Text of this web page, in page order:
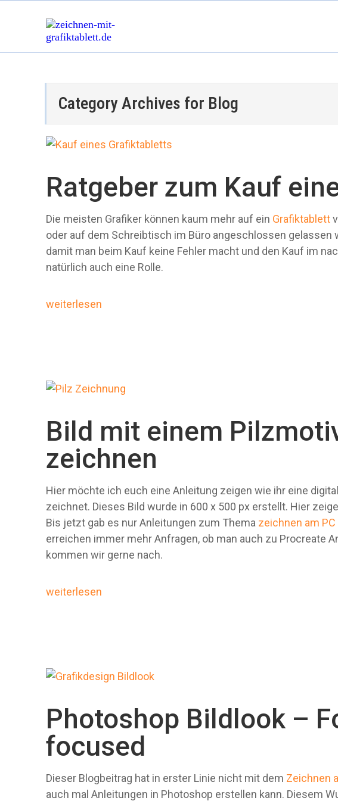
Category Archives for Blog
Ratgeber zum Kauf
Die meisten Grafiker können kaum mehr auf ein Grafiktablett
oder auf dem Schreibtisch im Büro angeschlossen gelassen
damit man beim Kauf keine Fehler macht und den Kauf im
natürlich auch eine Rolle.
weiterlesen
Bild mit einem
zeichnen
Hier möchte ich euch eine Anleitung zeigen wie ihr eine
zeichnet. Dieses Bild wurde in 600 x 500 px erstellt. Hier
Bis jetzt gab es nur Anleitungen zum Thema zeichnen am PC
erreichen immer mehr Anfragen, ob man auch zu Procreate
kommen wir gerne nach.
weiterlesen
Photoshop Bildlook –
focused
Dieser Blogbeitrag hat in erster Linie nicht mit dem Zeichnen
auch mal Anleitungen in Photoshop erstellen kann. Diesem